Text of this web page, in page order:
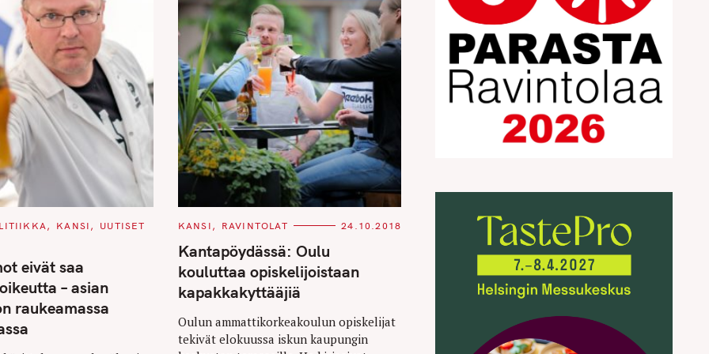
KANSI
UUTISET
eivät saa
– asian
raukeamassa
C
T
E
G
O
R
I
S
KANSI RAVINTOLAT 24.10.2018
Kantapöydässä: Oulu
kouluttaa opiskelijoistaan
kapakkakyttääjiä
Oulun ammattikorkeakoulun opiskelijat
tekivät elokuussa iskun kaupungin